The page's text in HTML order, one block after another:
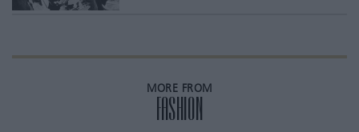
MORE FROM
FASHION